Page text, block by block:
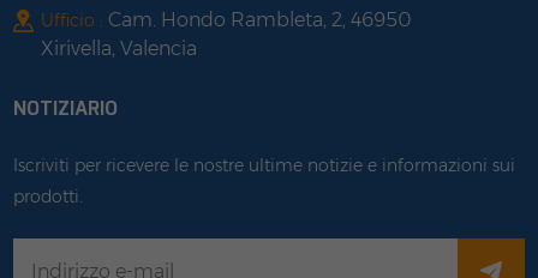
Ufficio : Cam. Hondo Rambleta, 2, 46950
Xirivella, Valencia
NOTIZIARIO
Iscriviti per ricevere le nostre ultime notizie e informazioni sui
prodotti.